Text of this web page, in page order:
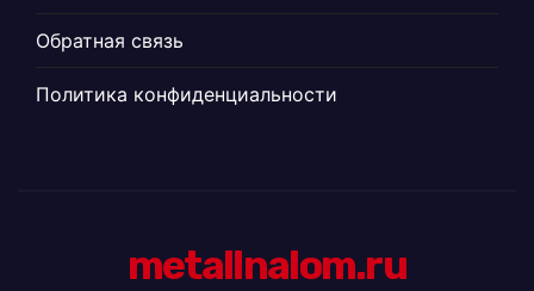
Обратная связь
Политика конфиденциальности
metallnalom.ru